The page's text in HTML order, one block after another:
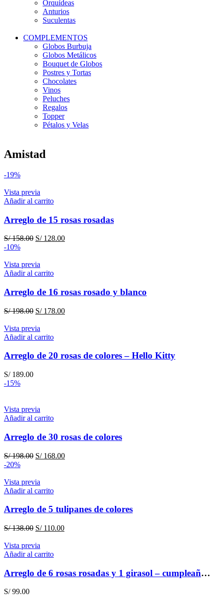
Orquídeas
Anturios
Suculentas
COMPLEMENTOS
Globos Burbuja
Globos Metálicos
Bouquet de Globos
Postres y Tortas
Chocolates
Vinos
Peluches
Regalos
Topper
Pétalos y Velas
Amistad
-19%
Vista previa
Añadir al carrito
Arreglo de 15 rosas rosadas
S/158.00 El
era:
S/ 158.00.
S/128.00El
-10%
Vista previa
Añadir al carrito
Arreglo de 16 rosas rosado y blanco
S/198.00 El
original
era:
S/178.00El
Vista previa
Añadir al carrito
Arreglo de 20 rosas de colores – Hello Kitty
S/189.00
-15%
Vista previa
Añadir al carrito
Arreglo de 30 rosas de colores
S/198.00 El
era:
S/ 198.00.
S/168.00El
-20%
Vista previa
Añadir al carrito
Arreglo de 5 tulipanes de colores
S/138.00 El
original
era:
S/110.00El
Vista previa
Añadir al carrito
Arreglo de 6 rosas rosadas y 1 girasol – cumpleaños y amistad
S/99.00